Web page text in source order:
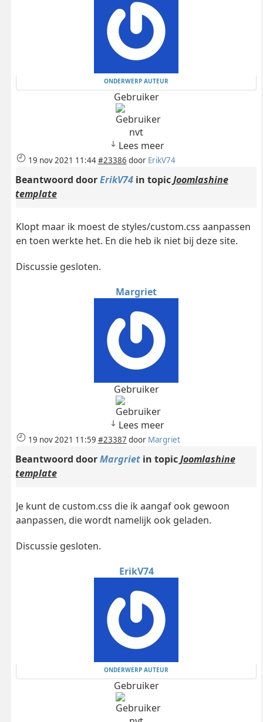
ONDERWERP AUTEUR
Gebruiker
nvt
Lees meer
19 nov 2021 11:44#23386 door ErikV74
Beantwoord doorErikV74in topicJoomlashine
template
Klopt maar ik moest de styles/custom.css aanpassen
en toen werkte het. En die heb ik niet bij deze site.
Discussie gesloten.
Margriet
Gebruiker
Lees meer
19 nov 2021 11:59 #23387 door Margriet
Beantwoord doorMargrietin topicJoomlashine
template
Je kunt de custom.css die ik aangaf ook gewoon
aanpassen, die wordt namelijk ook geladen.
Discussie gesloten.
ErikV74
ONDERWERP AUTEUR
Gebruiker